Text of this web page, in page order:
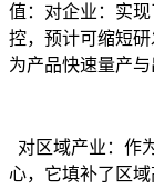
值：对企业：实
控，预计可缩短研
为产品快速量产与
对区域产业：作
心，它填补了区